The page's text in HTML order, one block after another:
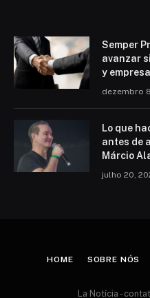
Semper
avanzar
y
dezembro
Lo que
antes de
Márcio
julho 20,
HOME SOBRE NÓS
La Notícia -